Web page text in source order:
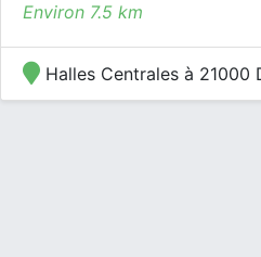
Environ 7.5 km
Halles Centrales à 21000